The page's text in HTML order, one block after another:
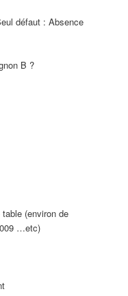
défaut : Absence
B ?
(environ de
…etc)